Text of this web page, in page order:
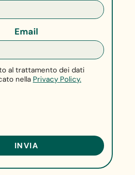
Email
al trattamento dei dati
nella Privacy Policy.